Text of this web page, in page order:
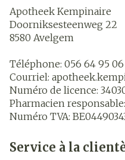
Apotheek Kempinaire
Doorniksesteenweg 22
8580 Avelgem
Téléphone: 056 64 95 06
Courriel:
Numéro de licence:
Pharmacien responsable:
Numéro TVA:
Service à la